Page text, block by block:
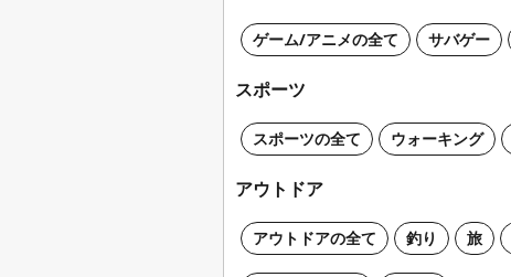
ゲーム/アニメの全て サバゲー
スポーツ
スポーツの全て ウォーキング
アウトドア
アウトドアの全て 釣り 旅